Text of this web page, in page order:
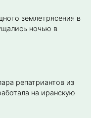
землетрясения в
ночью в
репатриантов из
на иранскую